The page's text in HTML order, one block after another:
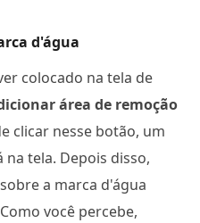
d'água
colocado na tela de
área de remoção
clicar nesse botão, um
tela. Depois disso,
a marca d'água
você percebe,